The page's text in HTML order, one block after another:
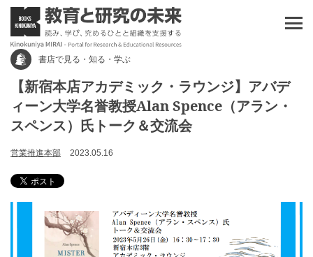
書店で見る・知る・学ぶ
【新宿本店アカデミック・ラウンジ】アバデ
ィーン大学名誉教授Alan Spence（アラン・
スペンス）氏トーク＆交流会
営業推進本部 2023.05.16